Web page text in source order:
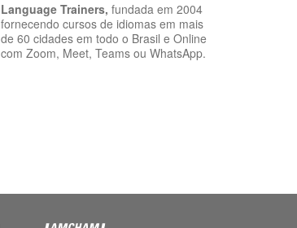
Language Trainers, fundada em 2004
fornecendo cursos de idiomas em mais
de 60 cidades em todo o Brasil e Online
com Zoom, Meet, Teams ou WhatsApp.